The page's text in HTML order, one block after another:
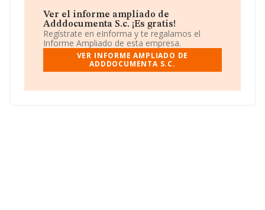
Ver el informe ampliado de
Adddocumenta S.c. ¡Es gratis!
Regístrate en eInforma y te regalamos el
Informe Ampliado de esta empresa.
VER INFORME AMPLIADO DE
ADDDOCUMENTA S.C.